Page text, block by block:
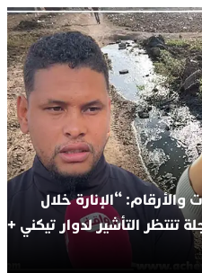
“الإنارة خلال
تنتظر التأشير لدوار تيكني +